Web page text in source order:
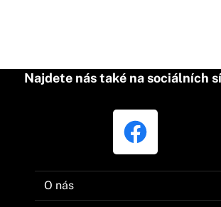
Najdete nás také na sociálních
O nás